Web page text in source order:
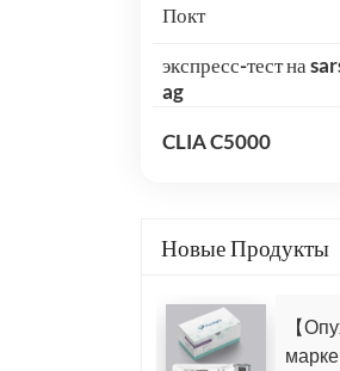
Покт
экспресс-тест на
ag
CLIA C5000
Новые Продукты
【